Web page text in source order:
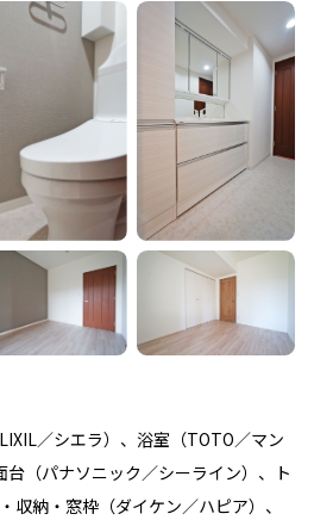
／シエラ）、浴室（TOTO／マン
台（パナソニック／シーライン）、ト
収納・窓枠（ダイケン／ハピア）、